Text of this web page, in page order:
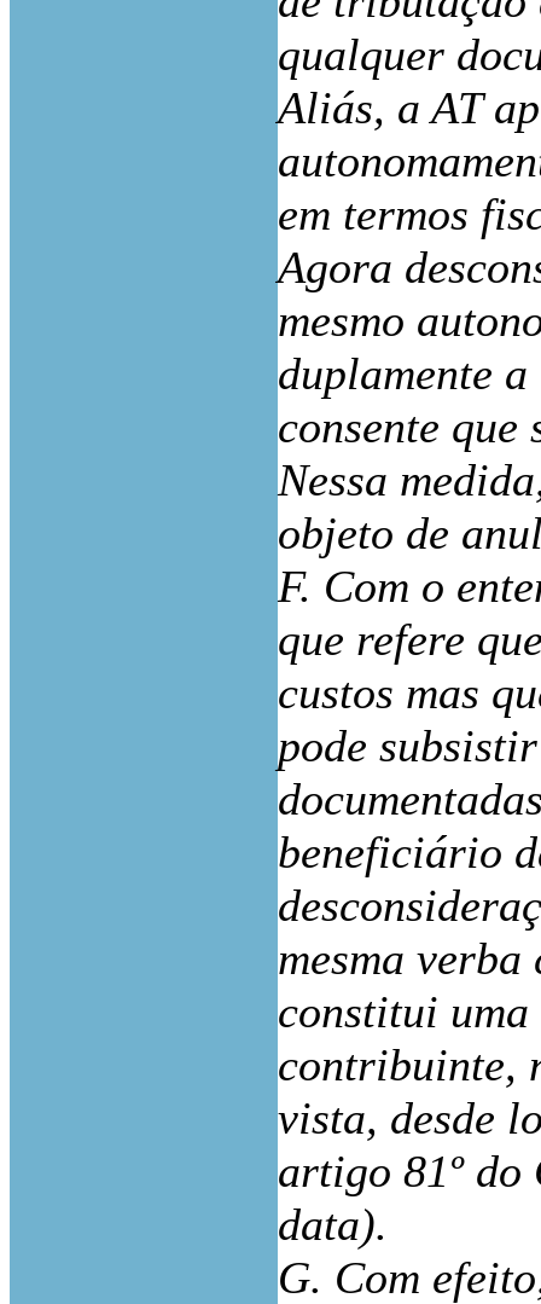
qualquer
Aliás, a AT
em termos
Agora
mesmo
duplamente
consente que
Nessa
objeto de
F. Com o
que refere
custos mas
pode
beneficiário
mesma
constitui
contribuinte,
vista, desde
artigo 81º do
data).
G. Com